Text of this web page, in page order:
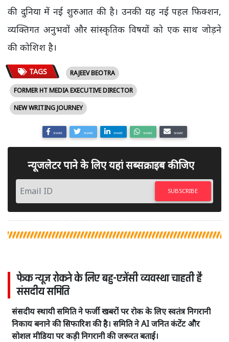
की दुनिया में नई शुरुआत की है। उनकी यह नई पहल फिक्शन,
व्यक्तिगत अनुभवों और सांस्कृतिक विषयों को एक साथ जोड़ने
की कोशिश है।
TAGS
RAJEEV BEOTRA
FORMER HT MEDIA EXECUTIVE DIRECTOR
NEW WRITING JOURNEY
SHARE SHARE SHARE SHARE SHARE
न्यूजलेटर पाने के लिए यहां सब्सक्राइब कीजिए
SUBSCRIBE
फेक न्यूज रोकने के लिए बहु-एजेंसी व्यवस्था चाहती है
संसदीय समिति
संसदीय स्थायी समिति ने फर्जी खबरों पर रोक के लिए स्वतंत्र निगरानी
निकाय बनाने की सिफारिश की है। समिति ने AI जनित कंटेंट और
सोशल मीडिया पर कड़ी निगरानी की जरूरत बताई।